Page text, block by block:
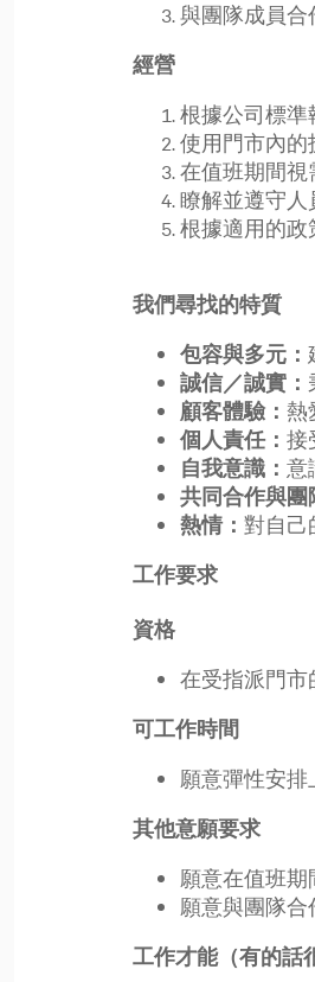
與團隊成員合
經營
根據公司標準
使用門市內的
在值班期間視
瞭解並遵守人
根據適用的政
我們尋找的特質
包容與多元：
誠信／誠實：
顧客體驗： 熱
個人責任： 接
自我意識： 意
共同合作與團
熱情： 對自己
工作要求
資格
在受指派門市
可工作時間
願意彈性安排
其他意願要求
願意在值班
願意與團隊
工作才能（有的話